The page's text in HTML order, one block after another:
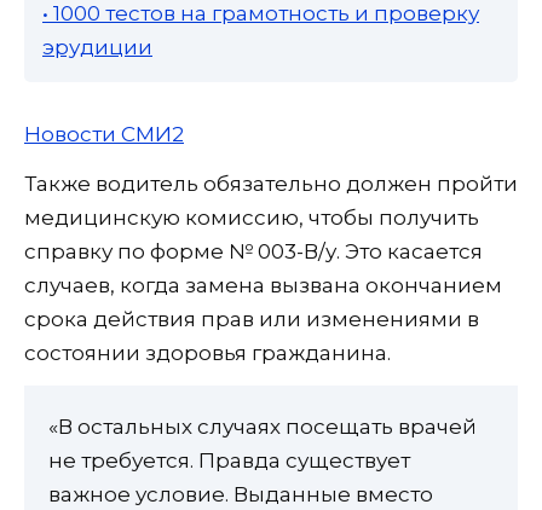
• 1000 тестов на грамотность и проверку
эрудиции
Новости СМИ2
Также водитель обязательно должен пройти
медицинскую комиссию, чтобы получить
справку по форме № 003-В/у. Это касается
случаев, когда замена вызвана окончанием
срока действия прав или изменениями в
состоянии здоровья гражданина.
«В остальных случаях посещать врачей
не требуется. Правда существует
важное условие. Выданные вместо